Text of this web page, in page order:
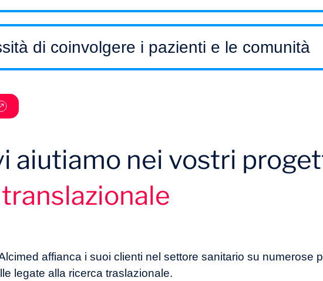
la collaborazione tra i vari attori per ottimizzare il processo di
i partner chiave per la realizzazione di iniziative di ricerca
e gli svantaggi di un istituto dedicato alla ricerca traslazionale?
di coinvolgere i pazienti e le comunità
coinvolgere i pazienti e le comunità nelle iniziative di ricerca
aiutiamo nei vostri
affianca i suoi clienti nel settore sanitario su numerose
legate alla ricerca traslazionale.